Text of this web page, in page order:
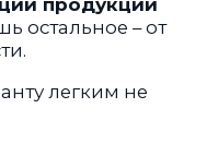
продукции
остальное – от
легким не